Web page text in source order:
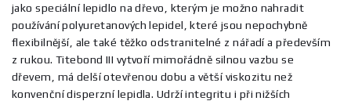
jako speciální lepidlo na dřevo, kterým je možno nahradit
používání polyuretanových lepidel, které jsou nepochybně
flexibilnější, ale také těžko odstranitelné z nářadí a především
z rukou. Titebond III vytvoří mimořádně silnou vazbu se
dřevem, má delší otevřenou dobu a větší viskozitu než
konvenční disperzní lepidla. Udrží integritu i při nižších